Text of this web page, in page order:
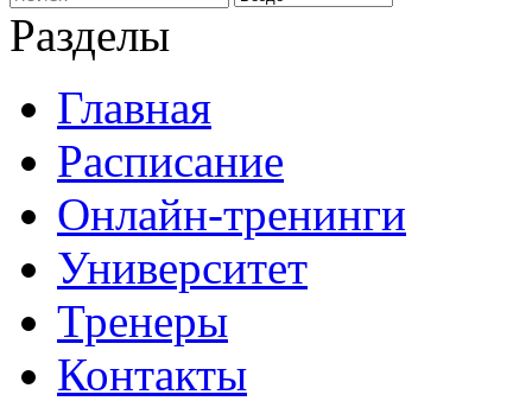
Разделы
Главная
Расписание
Онлайн-тренинги
Университет
Тренеры
Контакты